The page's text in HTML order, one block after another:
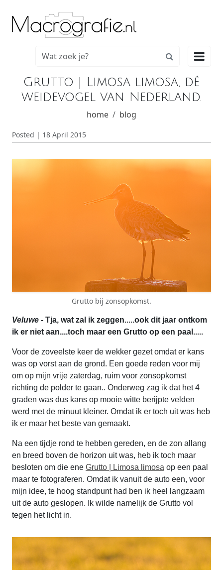

Grutto | Limosa limosa, dé
weidevogel van Nederland.
home blog
Posted | 18 April 2015
Grutto bij zonsopkomst.
Veluwe - Tja, wat zal ik zeggen.....ook dit jaar ontkom
ik er niet aan....toch maar een Grutto op een paal.....
Voor de zoveelste keer de wekker gezet omdat er kans
was op vorst aan de grond. Een goede reden voor mij
om op mijn vrije zaterdag, ruim voor zonsopkomst
richting de polder te gaan.. Onderweg zag ik dat het 4
graden was dus kans op mooie witte berijpte velden
werd met de minuut kleiner. Omdat ik er toch uit was heb
ik er maar het beste van gemaakt.
Na een tijdje rond te hebben gereden, en de zon allang
en breed boven de horizon uit was, heb ik toch maar
besloten om die ene Grutto | Limosa limosa op een paal
maar te fotograferen. Omdat ik vanuit de auto een, voor
mijn idee, te hoog standpunt had ben ik heel langzaam
uit de auto geslopen. Ik wilde namelijk de Grutto vol
tegen het licht in.